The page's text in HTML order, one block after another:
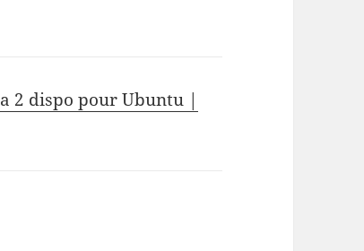
2 dispo pour Ubuntu |